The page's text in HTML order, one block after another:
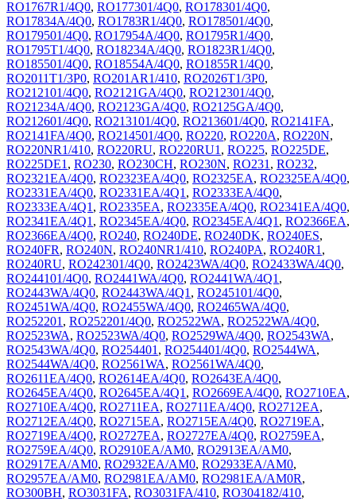
RO1767R1/4Q0, RO177301/4Q0, RO178301/4Q0,
RO17834A/4Q0, RO1783R1/4Q0, RO178501/4Q0,
RO179501/4Q0, RO17954A/4Q0, RO1795R1/4Q0,
RO1795T1/4Q0, RO18234A/4Q0, RO1823R1/4Q0,
RO185501/4Q0, RO18554A/4Q0, RO1855R1/4Q0,
RO2011T1/3P0, RO201AR1/410, RO2026T1/3P0,
RO212101/4Q0, RO2121GA/4Q0, RO212301/4Q0,
RO21234A/4Q0, RO2123GA/4Q0, RO2125GA/4Q0,
RO212601/4Q0, RO213101/4Q0, RO213601/4Q0, RO2141FA,
RO2141FA/4Q0, RO214501/4Q0, RO220, RO220A, RO220N,
RO220NR1/410, RO220RU, RO220RU1 , RO225, RO225DE,
RO225DE1 , RO230, RO230CH, RO230N, RO231 , RO232,
RO2321EA/4Q0, RO2323EA/4Q0, RO2325EA, RO2325EA/4Q0,
RO2331EA/4Q0, RO2331EA/4Q1 , RO2333EA/4Q0,
RO2333EA/4Q1 , RO2335EA, RO2335EA/4Q0, RO2341EA/4Q0,
RO2341EA/4Q1 , RO2345EA/4Q0, RO2345EA/4Q1 , RO2366EA,
RO2366EA/4Q0, RO240, RO240DE, RO240DK, RO240ES,
RO240FR, RO240N, RO240NR1/410, RO240PA, RO240R1 ,
RO240RU, RO242301/4Q0, RO2423WA/4Q0, RO2433WA/4Q0,
RO244101/4Q0, RO2441WA/4Q0, RO2441WA/4Q1 ,
RO2443WA/4Q0, RO2443WA/4Q1 , RO245101/4Q0,
RO2451WA/4Q0, RO2455WA/4Q0, RO2465WA/4Q0,
RO252201 , RO252201/4Q0, RO2522WA, RO2522WA/4Q0,
RO2523WA, RO2523WA/4Q0, RO2529WA/4Q0, RO2543WA,
RO2543WA/4Q0, RO254401 , RO254401/4Q0, RO2544WA,
RO2544WA/4Q0, RO2561WA, RO2561WA/4Q0,
RO2611EA/4Q0, RO2614EA/4Q0, RO2643EA/4Q0,
RO2645EA/4Q0, RO2645EA/4Q1 , RO2669EA/4Q0, RO2710EA,
RO2710EA/4Q0, RO2711EA, RO2711EA/4Q0, RO2712EA,
RO2712EA/4Q0, RO2715EA, RO2715EA/4Q0, RO2719EA,
RO2719EA/4Q0, RO2727EA, RO2727EA/4Q0, RO2759EA,
RO2759EA/4Q0, RO2910EA/AM0, RO2913EA/AM0,
RO2917EA/AM0, RO2932EA/AM0, RO2933EA/AM0,
RO2957EA/AM0, RO2981EA/AM0, RO2981EA/AM0R,
RO300BH, RO3031FA, RO3031FA/410, RO304182/410,